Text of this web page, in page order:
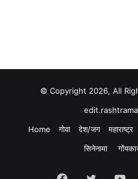
© Copyright 2026, All
Home
गोवा देश/जग महाराष्ट्र
सिनेनामा